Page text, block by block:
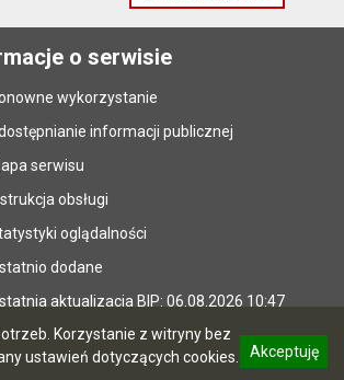
Korzystanie z witryny bez
ustawień dotyczących cookies.
Akceptuję
o serwisie
wykorzystanie
informacji publicznej
serwisu
obsługi
oglądalności
dodane
aktualizacja BIP: 06.08.2026 10:47
hosting: Logonet Sp. z o.o. w Bydgoszczy